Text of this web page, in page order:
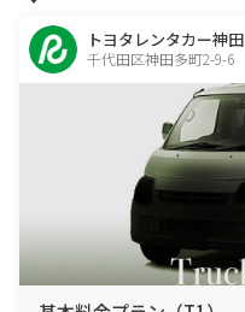
トヨタレンタカー神田
千代田区神田多町2-9-6